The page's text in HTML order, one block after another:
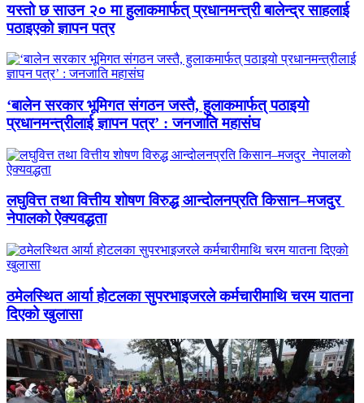
यस्तो छ साउन २० मा हुलाकमार्फत् प्रधानमन्त्री बालेन्द्र साहलाई
पठाइएको ज्ञापन पत्र
‘बालेन सरकार भूमिगत संगठन जस्तै, हुलाकमार्फत् पठाइयो
प्रधानमन्त्रीलाई ज्ञापन पत्र’ : जनजाति महासंघ
लघुवित्त तथा वित्तीय शोषण विरुद्ध आन्दोलनप्रति किसान–मजदुर
नेपालको ऐक्यवद्धता
ठमेलस्थित आर्या होटलका सुपरभाइजरले कर्मचारीमाथि चरम यातना
दिएको खुलासा